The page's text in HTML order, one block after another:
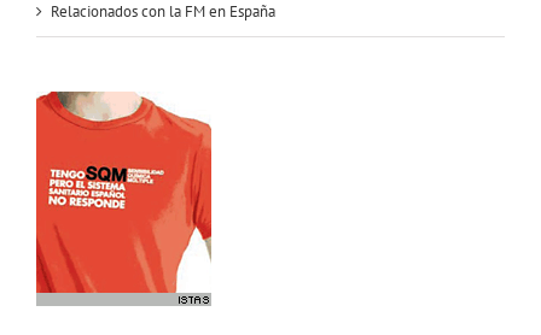
Relacionados con la FM en España